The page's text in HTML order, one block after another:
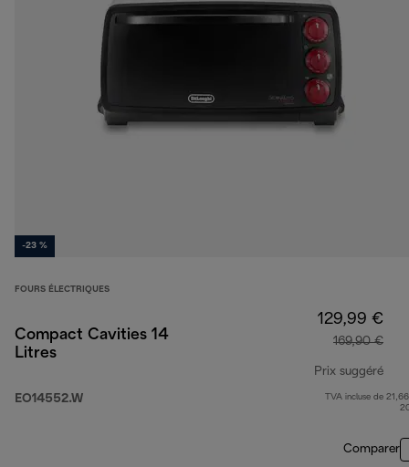
-23 %
FOURS ÉLECTRIQUES
Compact Cavities 14
Litres
EO14552.W
129,99 €
169,90 €
Prix suggéré
prix
TVA incluse de
Comparer